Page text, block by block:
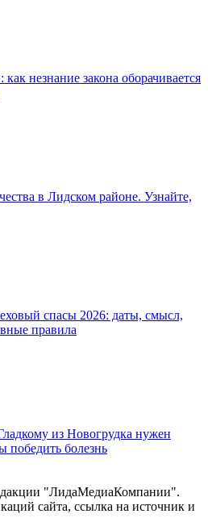
незнание закона оборачивается
в Лидском районе. Узнайте,
спасы 2026: даты, смысл,
правила
из Новогрудка нужен
победить болезнь
"ЛидаМедиаКомпании".
сайта, ссылка на источник и